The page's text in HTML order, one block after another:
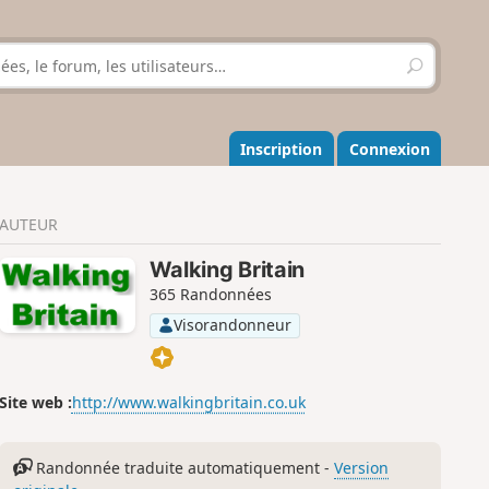
R
e
h
e
r
r
Inscription Connexion
AUTEUR
Walking Britain
365 Randonnées
Visorandonneur
Site web :http://www.walkingbritain.co.uk
Randonnée traduite automatiquement -Version